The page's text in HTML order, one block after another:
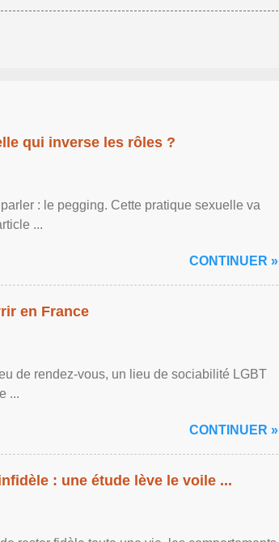
qui inverse les rôles ?
: le pegging. Cette pratique sexuelle va
...
CONTINUER »
en France
de rendez-vous, un lieu de sociabilité LGBT
...
CONTINUER »
: une étude lève le voile ...